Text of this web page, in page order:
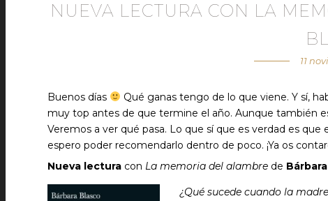
NUEVA LECTURA CON LA
11
Buenos días
Qué ganas tengo de lo que viene. Y sí,
muy top antes de que termine el año. Aunque también
Veremos a ver qué pasa. Lo que sí que es verdad es
espero poder recomendarlo dentro de poco. ¡Ya os
Nueva lectura con La memoria del alambre de
¿Qué sucede cuando la